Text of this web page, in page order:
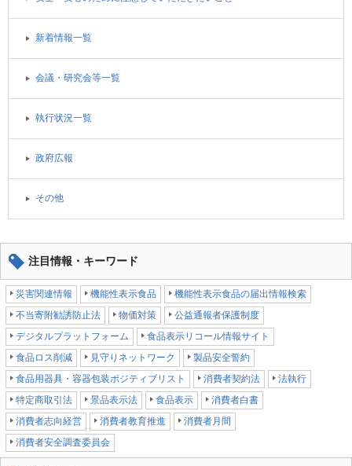
新着情報一覧
会議・研究会等一覧
執行状況一覧
政府広報
その他
注目情報・キーワード
災害関連情報 機能性表示食品
機能性表示食品の届出情報検索
不当寄附勧誘防止法
物価対策
公益通報者保護制度
デジタルプラットフォーム
食品表示リコール情報サイト
食品ロス削減
見守りネットワーク
製品安全誓約
食品用器具・容器包装ポジティブリスト
消費者契約法
法執行
特定商取引法
景品表示法 食品表示
消費者白書
消費者志向経営
消費者教育推進
消費者月間
消費者安全調査委員会